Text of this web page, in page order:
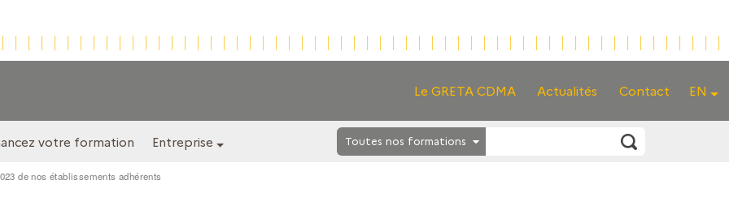
EN
Le GRETA CDMA Actualités Contact
votre formation Entreprise Toutes nos formations
de nos établissements adhérents